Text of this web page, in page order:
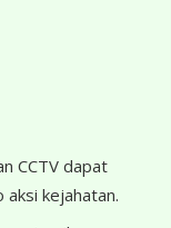
CCTV dapat
kejahatan.